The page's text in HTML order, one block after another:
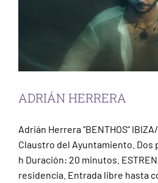
ADRIÁN HERRERA
Adrián Herrera "BENTHOS"
Claustro del Ayuntamiento. Dos
h Duración: 20 minutos.
residencia. Entrada libre hasta